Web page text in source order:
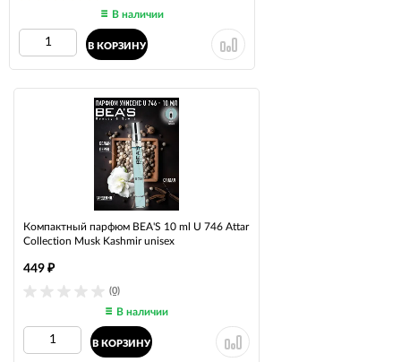
В наличии
В КОРЗИНУ
Компактный парфюм BEA'S 10 ml U 746 Attar
Collection Musk Kashmir unisex
(0)
449 ₽
В наличии
В КОРЗИНУ